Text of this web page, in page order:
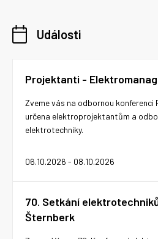
Události
Projektanti -
06.10.2026 - 08.10.2026
Zveme vás na odbornou konferenci
určena elektroprojektantům a
elektrotechniky.
70. Setkání
Šternberk